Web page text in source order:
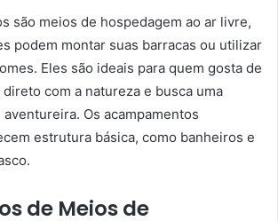
são meios de hospedagem ao ar livre,
podem montar suas barracas ou utilizar
Eles são ideais para quem gosta de
com a natureza e busca uma
Os acampamentos
estrutura básica, como banheiros e
de Meios de